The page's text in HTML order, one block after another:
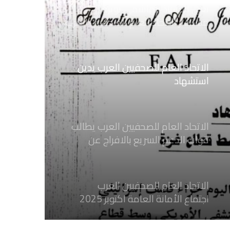
نعي الاستاذ الهاشمي نويرة
مستشار الاتحاد العام للصحفيين العرب
الاتحاد العام للصحفيين العرب يدين
استشهاد
ثلاثة صحفيين فلسطينيين باستهداف
الاتحاد العام للصحفيين العرب يطالب
قوات الدعم السريع بالافراج عن
الصحفيين السودانيين المعتقلين لديها
الاتحاد العام للصحفيين العرب
اجتماع الأمانة العامة اكتوبر 2025